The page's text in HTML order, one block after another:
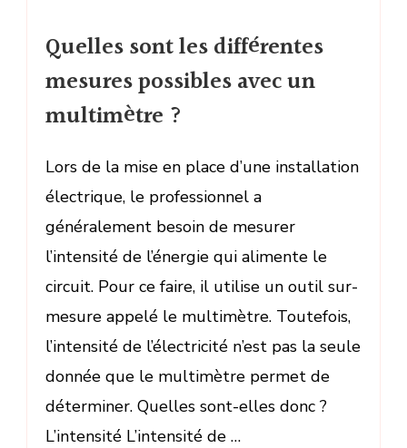
Quelles sont les différentes
mesures possibles avec un
multimètre ?
Lors de la mise en place d’une installation
électrique, le professionnel a
généralement besoin de mesurer
l’intensité de l’énergie qui alimente le
circuit. Pour ce faire, il utilise un outil sur-
mesure appelé le multimètre. Toutefois,
l’intensité de l’électricité n’est pas la seule
donnée que le multimètre permet de
déterminer. Quelles sont-elles donc ?
L’intensité L’intensité de …